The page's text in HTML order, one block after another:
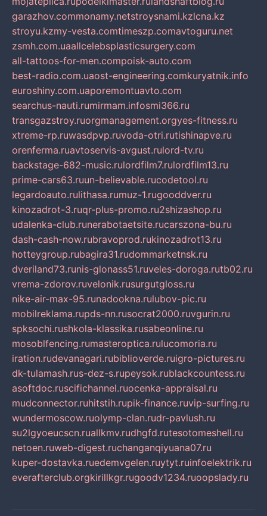
garazhov.commonamy.netstroysnami.kzlcna.kz
stroyu.kzmy-vesta.comtimeszp.comavtoguru.net
zsmh.com.uaallcelebsplasticsurgery.com
all-tattoos-for-men.compoisk-auto.com
best-radio.com.uaost-engineering.comkuryatnik.info
euroshiny.com.uaporemontuavto.com
searchus-nauti.rumirmam.infosmi366.ru
transgazstroy.ruorgmanagement.orgyes-fitness.ru
xtreme-rp.ruwasdpvp.ruvoda-otri.rutishinapve.ru
orenferma.ruavtoservis-avgust.rulord-tv.ru
backstage-682-music.rulordfilm7.rulordfilm13.ru
prime-cars63.ruun-believable.rucodetool.ru
legardoauto.rulithasa.rumuz-1.rugooddver.ru
kinozadrot-3.ruqr-plus-promo.ru2shizashop.ru
udalenka-club.runerabotaetsite.rucarszona-bu.ru
dash-cash-now.rubravoprod.rukinozadrot13.ru
hotteygroup.rubagira31.rudommarketnsk.ru
dveriland73.runis-glonass51.ruveles-doroga.rutb02.ru
vrema-zdorov.ruvelonik.rusurgutgloss.ru
nike-air-max-95.runadookna.rulubov-pic.ru
mobilreklama.rupds-nn.rusocrat2000.ruvgurin.ru
spksochi.rushkola-klassika.rusabeonline.ru
mosoblfencing.rumasteroptica.rulucomoria.ru
iration.rudevanagari.rubiblioverde.ruigro-pictures.ru
dk-tulamash.rus-dez-s.rupeysok.rublackcountess.ru
asoftdoc.ruscifichannel.ruocenka-appraisal.ru
mudconnector.ruhitstih.rupik-finance.ruvip-surfing.ru
wundermoscow.ruolymp-clan.rudr-pavlush.ru
su2lgyoeucscn.ruallkmv.rudhgfd.rutesotomeshell.ru
netoen.ruweb-digest.ruchanganqiyuana07.ru
kuper-dostavka.ruedemvgelen.ruytyt.ruinfoelektrik.ru
everafterclub.orgkirillkgr.rugoodv1234.ruoopslady.ru